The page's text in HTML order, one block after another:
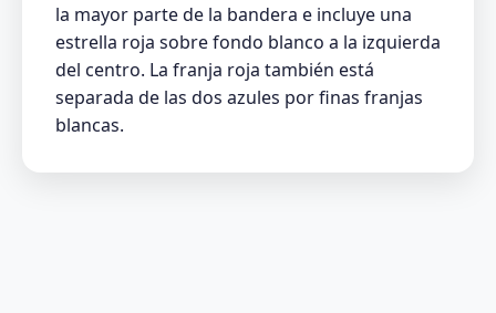
la mayor parte de la bandera e incluye una
estrella roja sobre fondo blanco a la izquierda
del centro. La franja roja también está
separada de las dos azules por finas franjas
blancas.